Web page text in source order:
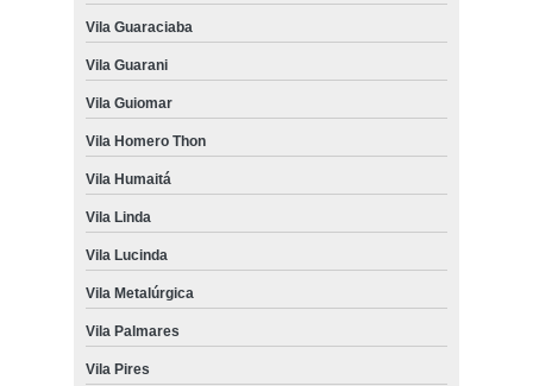
Vila Guaraciaba
Vila Guarani
Vila Guiomar
Vila Homero Thon
Vila Humaitá
Vila Linda
Vila Lucinda
Vila Metalúrgica
Vila Palmares
Vila Pires